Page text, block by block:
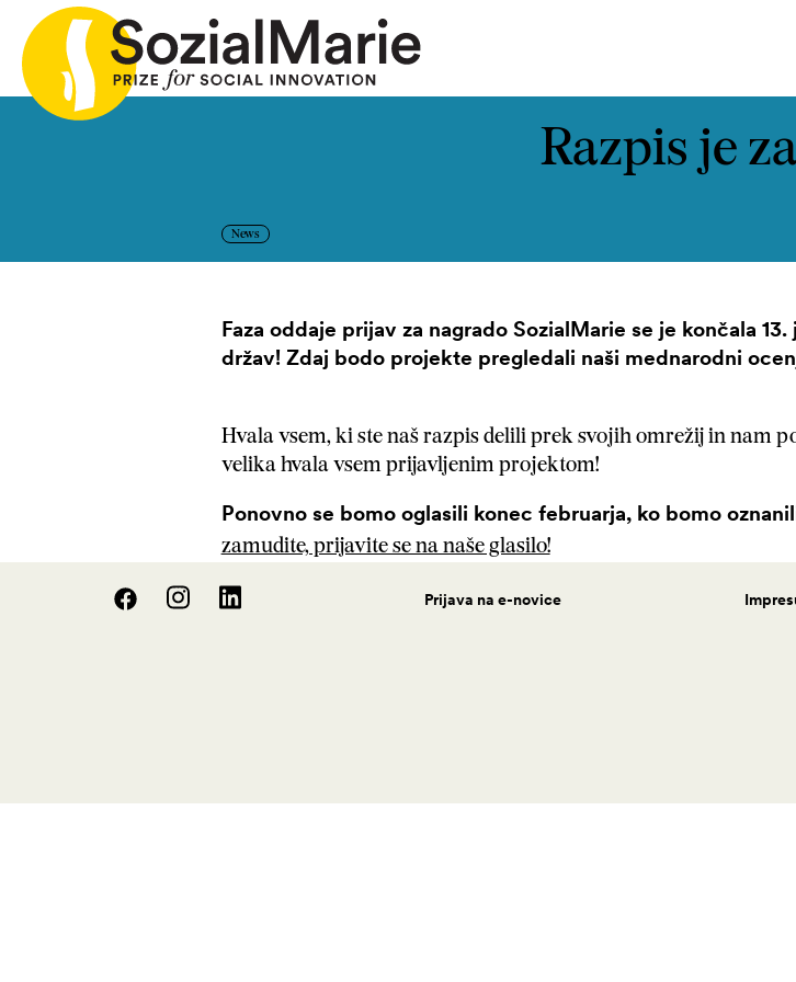
Razpis
Razpis je
News
Faza oddaje prijav za nagrado SozialMarie se je končala
držav! Zdaj bodo projekte pregledali naši mednarodni
Hvala vsem, ki ste naš razpis delili prek svojih omrežij in nam
velika hvala vsem prijavljenim projektom!
Ponovno se bomo oglasili konec februarja, ko bomo
zamudite, prijavite se na naše glasilo!
Prijava na e-novice